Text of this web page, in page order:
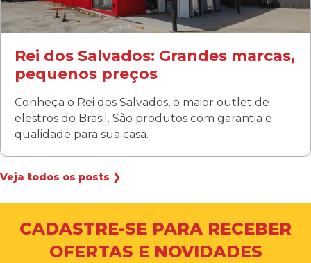
(41) 3411-1754
(41) 99249-4620
Rei dos Salvados: Grandes marcas,
pequenos preços
Conheça o Rei dos Salvados, o maior outlet de
elestros do Brasil. São produtos com garantia e
qualidade para sua casa.
Veja todos os posts ❯
CADASTRE-SE PARA RECEBER
OFERTAS E NOVIDADES